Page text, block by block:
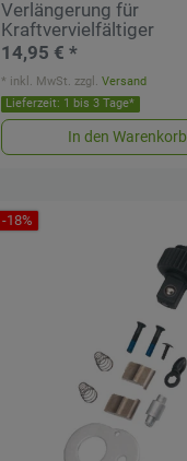
Verlängerung für
Kraftvervielfältiger
14,95 € *
Lieferzeit: 1 bis 3 Tage*
In den Warenkorb
* inkl. MwSt. zzgl.Versand
-18%